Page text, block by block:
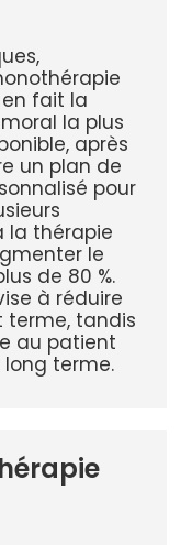
en fait la
la plus
après
un plan de
pour
la thérapie
le
de 80 %.
à réduire
terme, tandis
au patient
terme.